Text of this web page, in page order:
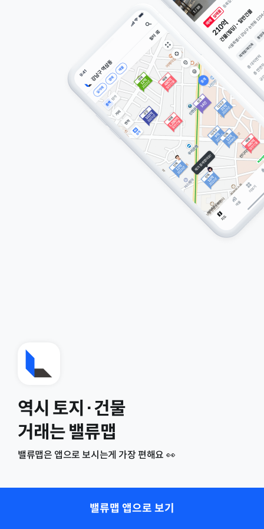
역시 토지·건물
거래는 밸류맵
밸류맵은 앱으로 보시는게 가장 편해요 👀
밸류맵 앱으로 보기